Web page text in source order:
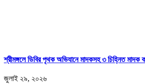
শ্রীমঙ্গলে ডিবির পৃথক অভিযানে মাদকসহ ৩ চিহ্নিত মাদক
জুলাই ২৯, ২০২৬